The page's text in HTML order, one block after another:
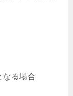
なる場合